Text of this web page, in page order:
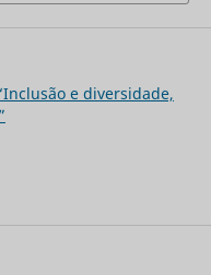
e diversidade,